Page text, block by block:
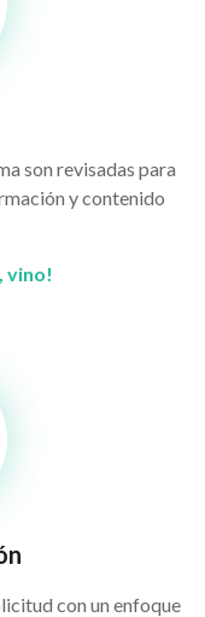
son revisadas para
y contenido
vino!
con un enfoque